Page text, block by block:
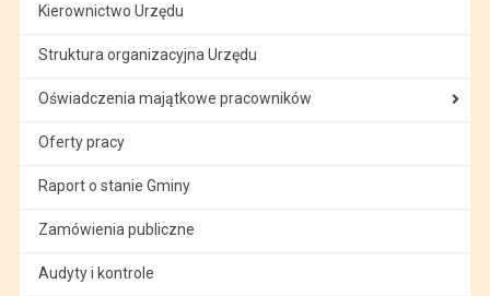
Kierownictwo Urzędu
Struktura organizacyjna Urzędu
Oświadczenia majątkowe pracowników
Oferty pracy
Raport o stanie Gminy
Zamówienia publiczne
Audyty i kontrole